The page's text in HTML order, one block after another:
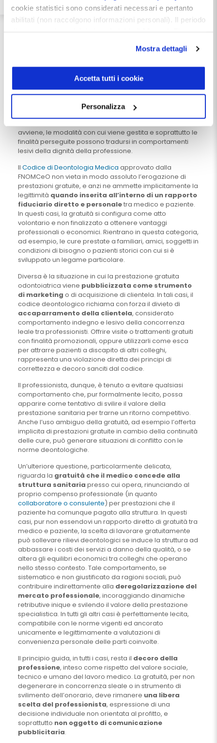
cookie statistici sono considerati necessari e pertanto
abilitati (non raccolgono informazioni personali). Il periodo
indirizzo:dentistamanager.it/contatti-dentista-
Chiudendo questo banner tramite apposita X in alto a
Mostra dettagli
Accetta tutti i cookie
Personalizza
Ti aspettiamo!
gratuita odontoiatrica
rappresentando talvolta un’espressione autentica di
altruismo o sensibilità sociale, non è indifferente sul
piano deontologico. L’assenza di corrispettivo, in sé,
avviene, le modalità con cui viene gestita e soprattutto le
finalità perseguite possono tradursi in comportamenti
lesivi della dignità della professione.
Il Codice di Deontologia Medica approvato dalla
FNOMCeO non vieta in modo assoluto l’erogazione di
prestazioni gratuite, e anzi ne ammette implicitamente la
legittimità quando inserita all’interno di un rapporto
fiduciario diretto e personaletra medico e paziente.
In questi casi, la gratuità si configura come atto
volontario e non finalizzato a ottenere vantaggi
professionali o economici. Rientrano in questa categoria,
ad esempio, le cure prestate a familiari, amici, soggetti in
condizioni di bisogno o pazienti storici con cui si è
sviluppato un legame particolare.
Diversa è la situazione in cui la prestazione gratuita
odontoiatrica viene pubblicizzata come strumento
di marketing o di acquisizione di clientela. In tali casi, il
codice deontologico richiama con forza il divieto di
accaparramento della clientela, considerato
comportamento indegno e lesivo della concorrenza
leale tra professionisti. Offrire visite o trattamenti gratuiti
con finalità promozionali, oppure utilizzarli come esca
per attrarre pazienti a discapito di altri colleghi,
rappresenta una violazione diretta dei principi di
correttezza e decoro sanciti dal codice.
Il professionista, dunque, è tenuto a evitare qualsiasi
comportamento che, pur formalmente lecito, possa
apparire come tentativo di svilire il valore della
prestazione sanitaria per trarne un ritorno competitivo.
Anche l’uso ambiguo della gratuità, ad esempio l’offerta
implicita di prestazioni gratuite in cambio della continuità
delle cure, può generare situazioni di conflitto con le
norme deontologiche.
Un’ulteriore questione, particolarmente delicata,
riguarda la gratuità che il medico concede alla
struttura sanitaria presso cui opera, rinunciando al
proprio compenso professionale (in quanto
collaboratore o consulente) per prestazioni che il
paziente ha comunque pagato alla struttura. In questi
casi, pur non essendovi un rapporto diretto di gratuità tra
medico e paziente, la scelta di lavorare gratuitamente
può sollevare rilievi deontologici se induce la struttura ad
abbassare i costi dei servizi a danno della qualità, o se
altera gli equilibri economici tra colleghi che operano
nello stesso contesto. Tale comportamento, se
sistematico e non giustificato da ragioni sociali, può
contribuire indirettamente alla deregolarizzazione del
mercato professionale, incoraggiando dinamiche
retributive inique e svilendo il valore della prestazione
specialistica. In tutti gli altri casi è perfettamente lecita,
compatibile con le norme vigenti ed ancorato
unicamente e legittimamente a valutazioni di
convenienza personale delle parti coinvolte.
Il principio guida, in tutti i casi, resta il decoro della
professione, inteso come rispetto del valore sociale,
tecnico e umano del lavoro medico. La gratuità, per non
degenerare in concorrenza sleale o in strumento di
svilimento dell’onorario, deve rimanere una libera
scelta del professionista, espressione di una
decisione individuale non orientata al profitto, e
soprattutto non oggetto di comunicazione
pubblicitaria.